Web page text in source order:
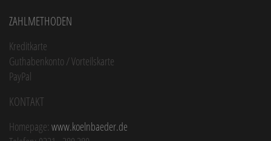
Zahlmethoden
Kreditkarte
Guthabenkonto / Vorteilskarte
PayPal
Kontakt
Homepage: www.koelnbaeder.de